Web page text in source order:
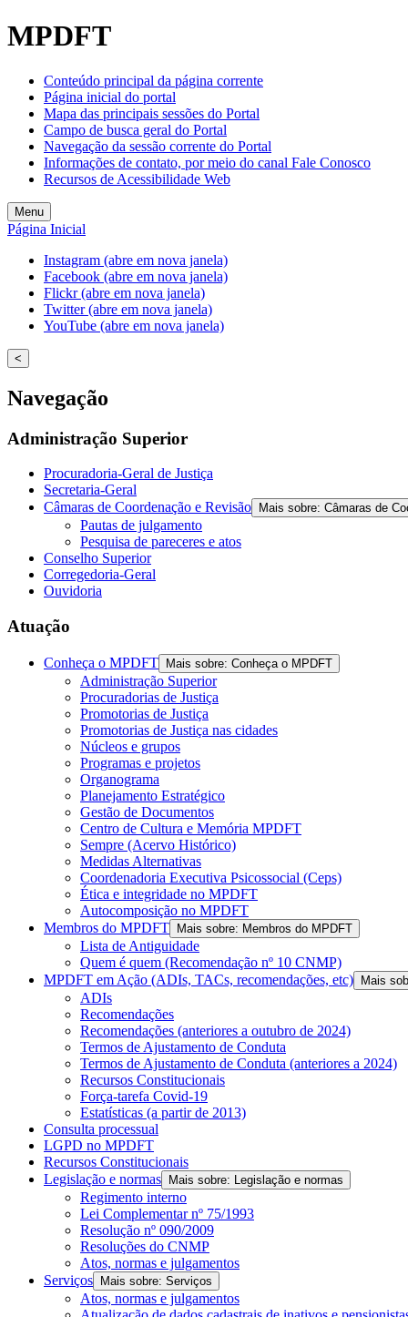
Welcome
to
One
Accessibility
screen
reader.
start
All
in
One
Accessibility
screen
reader,
press
"Ctrl
/".
This
shortcut
activates
screen
help
navigate
interact
content.
MPDFT
Conteúdo principal da página corrente
Página inicial do portal
Mapa das principais sessões do Portal
Campo de busca geral do Portal
Navegação da sessão corrente do Portal
Informações de contato, por meio do canal Fale Conosco
Recursos de Acessibilidade Web
Menu
Página Inicial
Instagram (abre em nova janela)
Facebook (abre em nova janela)
Flickr (abre em nova janela)
Twitter (abre em nova janela)
YouTube (abre em nova janela)
<
Navegação
Administração Superior
Procuradoria-Geral de Justiça
Secretaria-Geral
Câmaras de Coordenação e Revisão
Mais sobre: Câmaras de
Pautas de julgamento
Pesquisa de pareceres e atos
Conselho Superior
Corregedoria-Geral
Ouvidoria
Atuação
Conheça o MPDFT Mais sobre: Conheça o MPDFT
Administração Superior
Procuradorias de Justiça
Promotorias de Justiça
Promotorias de Justiça nas cidades
Núcleos e grupos
Programas e projetos
Organograma
Planejamento Estratégico
Gestão de Documentos
Centro de Cultura e Memória MPDFT
Sempre (Acervo Histórico)
Medidas Alternativas
Coordenadoria Executiva Psicossocial (Ceps)
Ética e integridade no MPDFT
Autocomposição no MPDFT
Membros do MPDFT
Mais sobre: Membros do MPDFT
Lista de Antiguidade
Quem é quem (Recomendação nº 10 CNMP)
MPDFT em Ação (ADIs, TACs, recomendações, etc)
Mais
ADIs
Recomendações
Recomendações (anteriores a outubro de 2024)
Termos de Ajustamento de Conduta
Termos de Ajustamento de Conduta (anteriores a 2024)
Recursos Constitucionais
Força-tarefa Covid-19
Estatísticas (a partir de 2013)
Consulta processual
LGPD no MPDFT
Recursos Constitucionais
Legislação e normas
Mais sobre: Legislação e normas
Regimento interno
Lei Complementar nº 75/1993
Resolução nº 090/2009
Resoluções do CNMP
Atos, normas e julgamentos
Serviços
Mais sobre: Serviços
Atos, normas e julgamentos